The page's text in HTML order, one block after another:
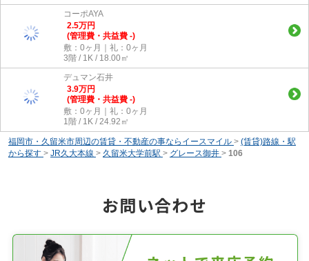
コーポAYA
2.5万円
(管理費・共益費 -)
敷：0ヶ月｜礼：0ヶ月
3階 / 1K / 18.00㎡
デュマン石井
3.9万円
(管理費・共益費 -)
敷：0ヶ月｜礼：0ヶ月
1階 / 1K / 24.92㎡
福岡市・久留米市周辺の賃貸・不動産の事ならイースマイル > (賃貸)路線・駅
から探す > JR久大本線 > 久留米大学前駅 > グレース御井 > 106
お問い合わせ